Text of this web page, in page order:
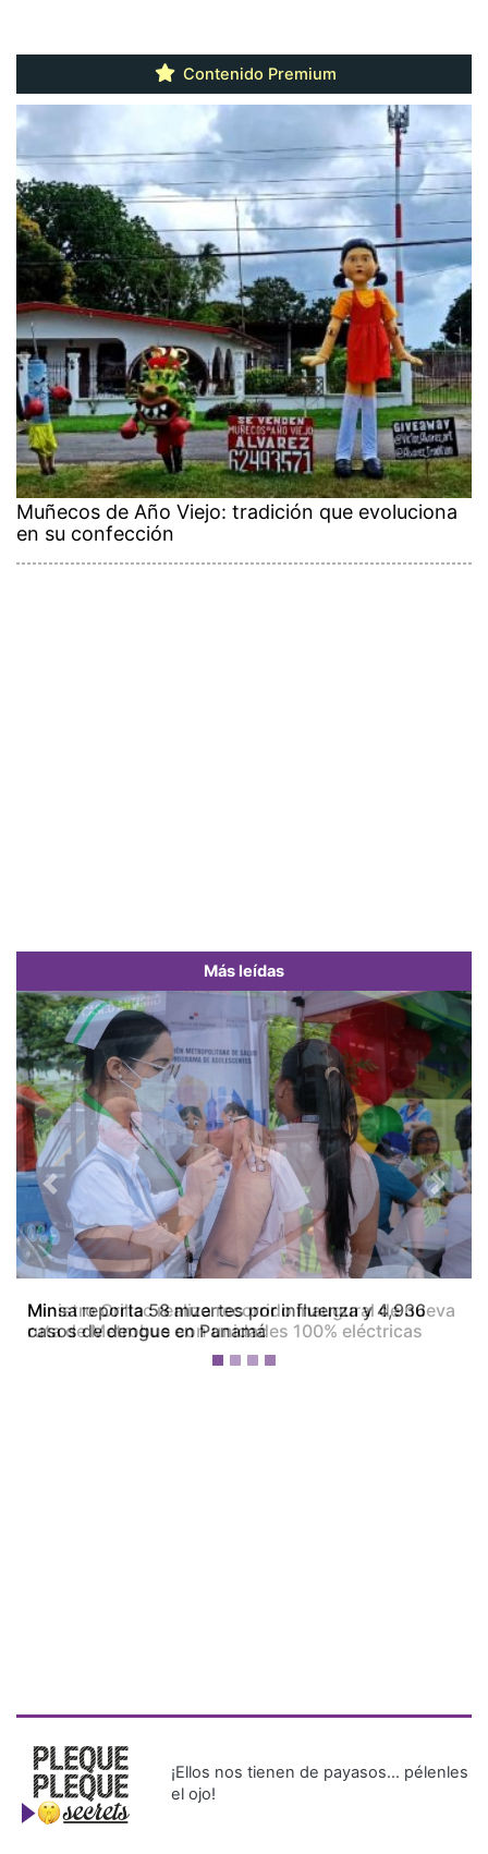
Contenido Premium
Muñecos de Año Viejo: tradición que evoluciona
en su confección
Más leídas
Ministro Orillac realiza recorrido inaugural de nueva
ruta de Metrobus con unidades 100% eléctricas
Previous Next
¡Ellos nos tienen de payasos… pélenles
el ojo!